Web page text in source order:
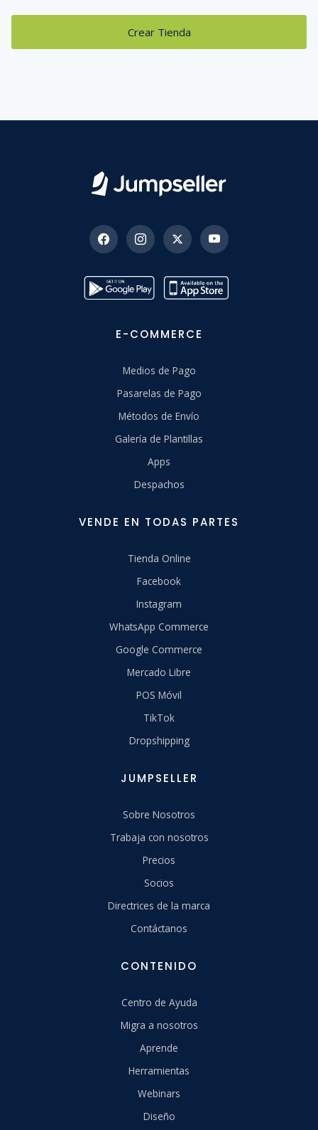
Crear Tienda
E-COMMERCE
Medios de Pago
Pasarelas de Pago
Métodos de Envío
Galería de Plantillas
Apps
Despachos
VENDE EN TODAS PARTES
Tienda Online
Facebook
Instagram
WhatsApp Commerce
Google Commerce
Mercado Libre
POS Móvil
TikTok
Dropshipping
JUMPSELLER
Sobre Nosotros
Trabaja con nosotros
Precios
Socios
Directrices de la marca
Contáctanos
CONTENIDO
Centro de Ayuda
Migra a nosotros
Aprende
Herramientas
Webinars
Diseño